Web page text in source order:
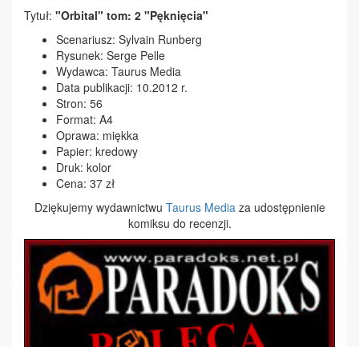
Tytuł: "Orbital" tom: 2 "Pęknięcia"
Scenariusz: Sylvain Runberg
Rysunek: Serge Pelle
Wydawca: Taurus Media
Data publikacji: 10.2012 r.
Stron: 56
Format: A4
Oprawa: miękka
Papier: kredowy
Druk: kolor
Cena: 37 zł
Dziękujemy wydawnictwu Taurus Media za udostępnienie
komiksu do recenzji.